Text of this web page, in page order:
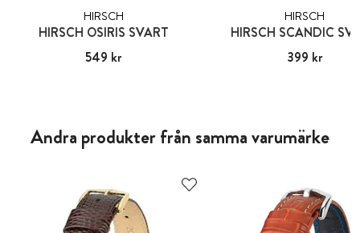
HIRSCH
HIRSCH OSIRIS SVART
Pris:549 kr
549 kr
HIRSCH
HIRSCH SCANDIC
Pris:399 kr
399 kr
Andra produkter från samma varumärke